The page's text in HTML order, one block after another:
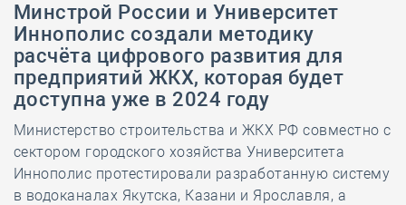
Минстрой России и Университет
Иннополис создали методику
расчёта цифрового развития для
предприятий ЖКХ, которая будет
доступна уже в 2024 году
Министерство строительства и ЖКХ РФ совместно с
сектором городского хозяйства Университета
Иннополис протестировали разработанную систему
в водоканалах Якутска, Казани и Ярославля, а